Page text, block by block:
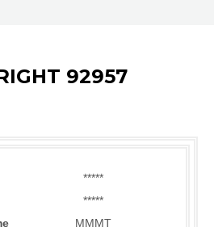
92957
*****
*****
MMMT